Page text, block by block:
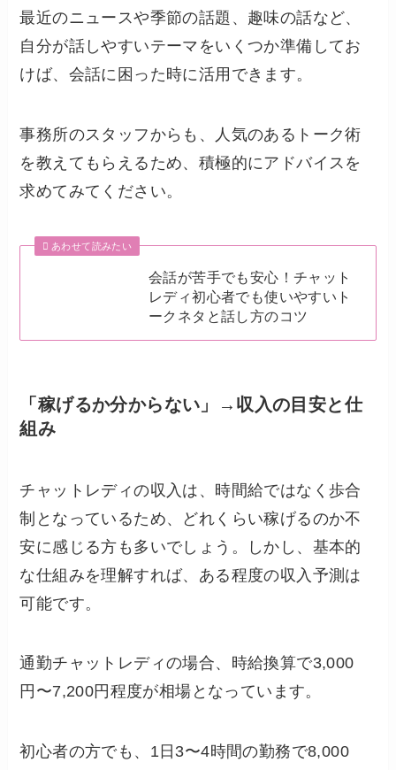
最近のニュースや季節の話題、趣味の話など、
自分が話しやすいテーマをいくつか準備してお
けば、会話に困った時に活用できます。
事務所のスタッフからも、人気のあるトーク術
を教えてもらえるため、積極的にアドバイスを
求めてみてください。
あわせて読みたい
会話が苦手でも安心！チャット
レディ初心者でも使いやすいト
ークネタと話し方のコツ
「稼げるか分からない」→収入の目安と仕
組み
チャットレディの収入は、時間給ではなく歩合
制となっているため、どれくらい稼げるのか不
安に感じる方も多いでしょう。しかし、基本的
な仕組みを理解すれば、ある程度の収入予測は
可能です。
通勤チャットレディの場合、時給換算で3,000
円〜7,200円程度が相場となっています。
初心者の方でも、1日3〜4時間の勤務で8,000